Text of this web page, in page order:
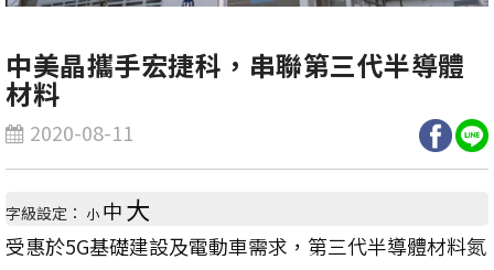
中美晶攜手宏捷科，串聯第三代半導體
材料
2020-08-11
字級設定： 小 中大
受惠於5G基礎建設及電動車需求，第三代半導體材料氮